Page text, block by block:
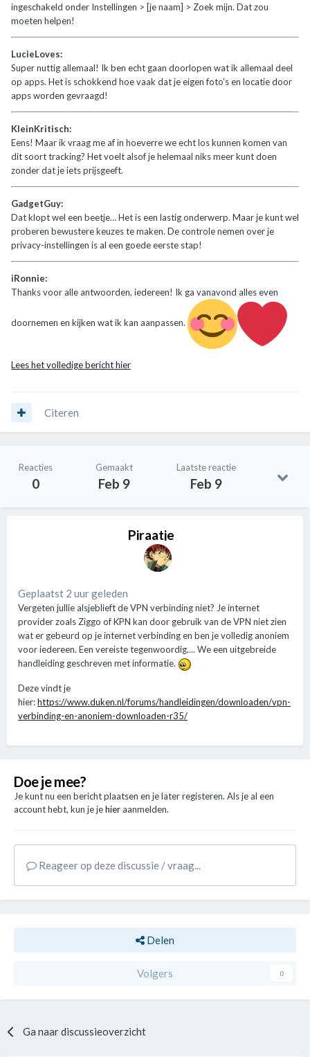
ingeschakeld onder Instellingen > [je naam] > Zoek mijn. Dat zou
moeten helpen!
LucieLoves:
Super nuttig allemaal! Ik ben echt gaan doorlopen wat ik allemaal deel
op apps. Het is schokkend hoe vaak dat je eigen foto’s en locatie door
apps worden gevraagd!
KleinKritisch:
Eens! Maar ik vraag me af in hoeverre we echt los kunnen komen van
dit soort tracking? Het voelt alsof je helemaal niks meer kunt doen
zonder dat je iets prijsgeeft.
GadgetGuy:
Dat klopt wel een beetje… Het is een lastig onderwerp. Maar je kunt wel
proberen bewustere keuzes te maken. De controle nemen over je
privacy-instellingen is al een goede eerste stap!
iRonnie:
Thanks voor alle antwoorden, iedereen! Ik ga vanavond alles even
doornemen en kijken wat ik kan aanpassen.
Lees het volledige bericht hier
Citeren
Reacties
0
Gemaakt
Feb 9
Laatste reactie
Feb 9
Piraatje
Geplaatst 2 uur geleden
Vergeten jullie alsjeblieft de VPN verbinding niet? Je internet
provider zoals Ziggo of KPN kan door gebruik van de VPN niet zien
wat er gebeurd op je internet verbinding en ben je volledig anoniem
voor iedereen. Een vereiste tegenwoordig.... We een uitgebreide
handleiding geschreven met informatie.
Deze vindt je
hier:https://www.duken.nl/forums/handleidingen/downloaden/vpn-
verbinding-en-anoniem-downloaden-r35/
Doe je mee?
Je kunt nu een bericht plaatsen en je later registeren. Als je al een
account hebt, kun je jehieraanmelden.
Reageer op deze discussie / vraag...
Delen
Volgers 0
Ga naar discussieoverzicht